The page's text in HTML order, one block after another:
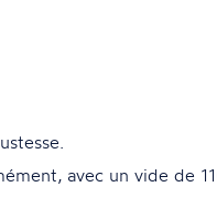
avec un vide de